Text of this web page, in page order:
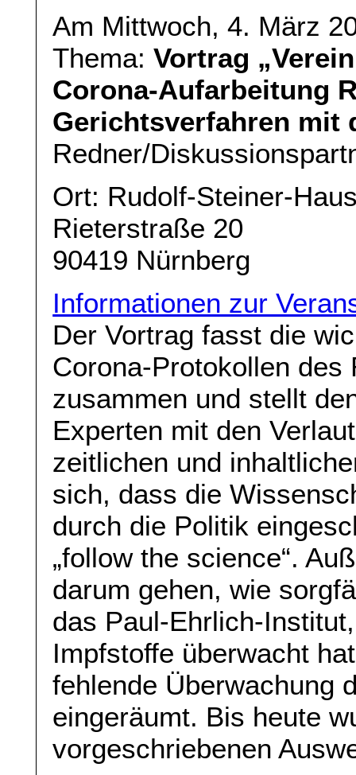
Am Mittwoch, 4. März
Thema:Vortrag
Corona-Aufarbeitung
Gerichtsverfahren mit
Redner/
Ort: Rudolf-Steiner-
Rieterstraße 20
90419 Nürnberg
Informationen zur
Der Vortrag fasst die
Corona-Protokollen
zusammen und stellt
Experten mit den
zeitlichen und
sich, dass die
durch die Politik
„follow the science“.
darum gehen, wie
das Paul-Ehrlich-
Impfstoffe überwacht
fehlende Überwachung
eingeräumt. Bis heute
vorgeschriebenen